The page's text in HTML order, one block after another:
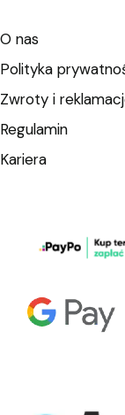
O nas
Polityka
Zwroty i
Regulamin
Kariera